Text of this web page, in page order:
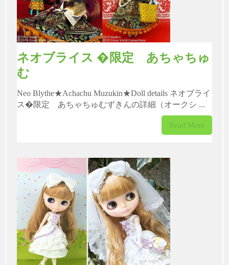
ネオブライス �限定 あちゃちゅ
む
Neo Blythe★Achachu Muzukin★Doll details ネオブライ
ス�限定 あちゃちゅむずきんの詳細（オークシ ...
Read More